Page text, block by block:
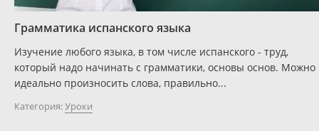
Грамматика испанского языка
Изучение любого языка, в том числе испанского - труд,
который надо начинать с грамматики, основы основ. Можно
идеально произносить слова, правильно...
Категория:Уроки